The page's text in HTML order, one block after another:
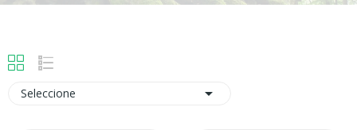
Seleccione 